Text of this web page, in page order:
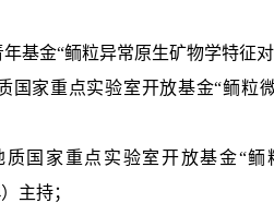
基金“鲕粒异常原生矿物学特征
国家重点实验室开放基金“鲕粒
国家重点实验室开放基金“
主持；